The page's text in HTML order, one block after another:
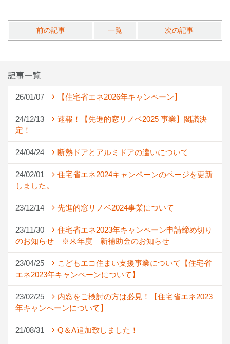
前の記事 一覧 次の記事
記事一覧
26/01/07 【住宅省エネ2026年キャンペーン】
24/12/13
速報！【先進的窓リノベ2025 事業】閣議決
定！
24/04/24 断熱ドアとアルミドアの違いについて
24/02/01
住宅省エネ2024キャンペーンのページを更新
しました。
23/12/14 先進的窓リノベ2024事業について
23/11/30
住宅省エネ2023年キャンペーン申請締め切り
のお知らせ ※来年度 新補助金のお知らせ
23/04/25
こどもエコ住まい支援事業について【住宅省
エネ2023年キャンペーンについて】
23/02/25
内窓をご検討の方は必見！【住宅省エネ2023
年キャンペーンについて】
21/08/31 Q＆A追加致しました！